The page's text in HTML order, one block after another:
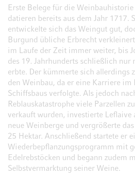
Erste Belege für die
datieren bereits aus dem Jahr 1717.
entwickelte sich das Weingut gut,
Burgund übliche Erbrecht
im Laufe der Zeit immer weiter, bis
des 19. Jahrhunderts schließlich nur
erbte. Der kümmerte sich allerdings
den Weinbau, da er eine Karriere im
Schiffsbaus verfolgte. Als jedoch
Reblauskatastrophe viele Parzellen
verkauft wurden, investierte Leflaive
neue Weinberge und vergrößerte
25 Hektar. Anschließend startete er
Wiederbepflanzungsprogramm mit
Edelrebstöcken und begann zudem
Selbstvermarktung seiner Weine.